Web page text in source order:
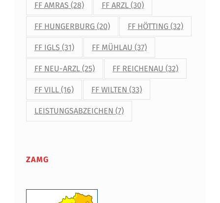
FF AMRAS (28) FF ARZL (30)
FF HUNGERBURG(20) FF HÖTTING (32)
FF IGLS (31) FF MÜHLAU (37)
FF NEU-ARZL(25) FF REICHENAU (32)
FF VILL(16) FF WILTEN (33)
LEISTUNGSABZEICHEN (7)
ZAMG